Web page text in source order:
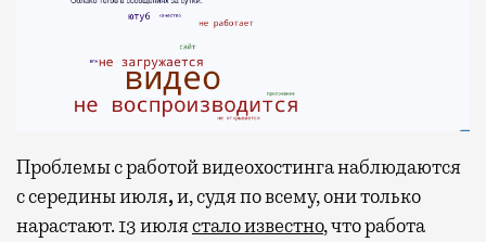
Проблемы с работой видеохостинга наблюдаются
с середины июля,и, судя по всему, они только
нарастают. 13 июлястало известно, что работа